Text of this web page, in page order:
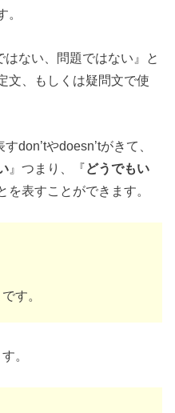
。
ない、問題ではない』と
文、もしくは疑問文で使
don’tやdoesn’tがきて、
』つまり、『どうでもい
を表すことができます。
す。
。